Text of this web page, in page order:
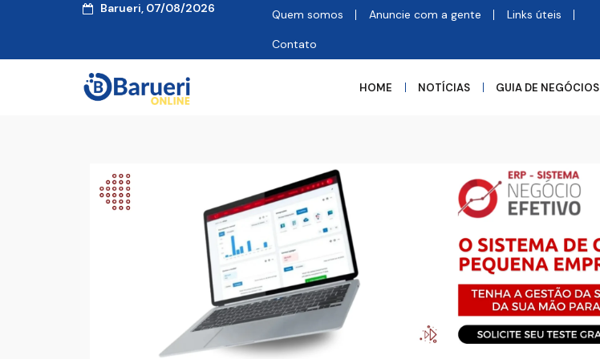
Barueri, 07/08/2026 Quem somos Anuncie com a gente Links úteis
Contato
HOME NOTÍCIAS GUIA DE NEGÓCIOS